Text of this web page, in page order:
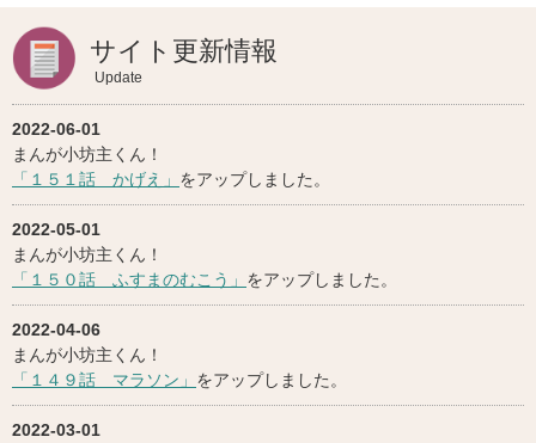
サイト更新情報
Update
2022-06-01
まんが小坊主くん！
「１５１話 かげえ」 をアップしました。
2022-05-01
まんが小坊主くん！
「１５０話 ふすまのむこう」 をアップしました。
2022-04-06
まんが小坊主くん！
「１４９話 マラソン」 をアップしました。
2022-03-01